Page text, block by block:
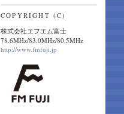
COPYRIGHT (C)
株式会社エフエム富士
78.6MHz/83.0MHz/80.5MHz
http://www.fmfuji.jp